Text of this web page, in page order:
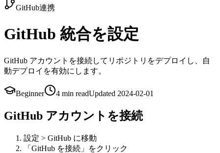
GitHub連携
GitHub 統合を設定
GitHub アカウントを接続してリポジトリをデプロイし、自
動デプロイを有効にします。
Beginner 4 min readUpdated 2024-02-01
GitHub アカウントを接続
設定 > GitHub に移動
「GitHub を接続」をクリック